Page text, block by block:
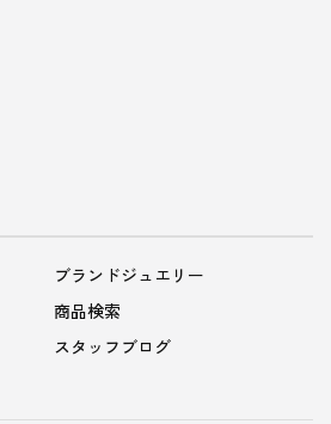
ブランドジュエリー
商品検索
スタッフブログ